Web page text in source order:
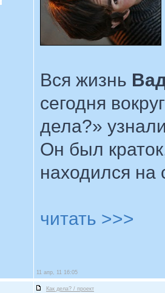
Вся жизнь
сегодня
дела?»
Он был
находился на
читать >>>
11 апр, 11 16:05
Как дела? / проект